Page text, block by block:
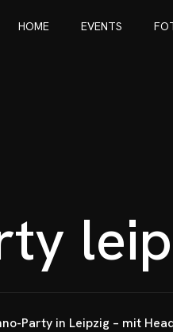
HOME EVENTS FO
ty leip
Party in Leipzig – mit